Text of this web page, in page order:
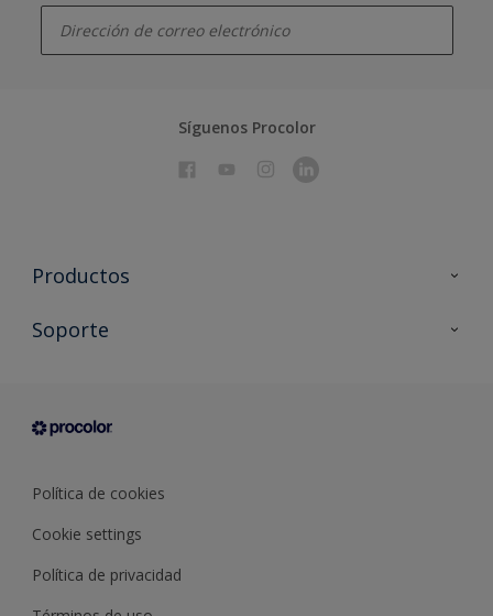
Síguenos Procolor
Productos
Todos los productos
Condiciones generales de venta
Soporte
Sobre Procolor
Política de cookies
Cookie settings
Política de privacidad